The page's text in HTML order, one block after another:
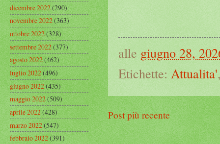
alle giugno 28,
Etichette: Attualita'
Post più recente
dicembre 2022(290)
novembre 2022(363)
ottobre 2022(328)
settembre 2022(377)
agosto 2022(462)
luglio 2022(496)
giugno 2022(435)
maggio 2022(509)
aprile 2022(428)
marzo 2022(547)
febbraio 2022(391)